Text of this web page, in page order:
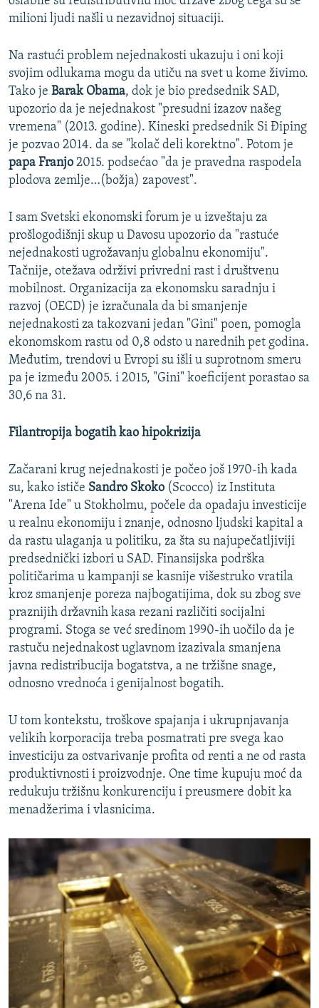
milioni ljudi našli u nezavidnoj situaciji.
Na rastući problem nejednakosti ukazuju i oni koji
svojim odlukama mogu da utiču na svet u kome živimo.
Tako je Barak Obama, dok je bio predsednik SAD,
upozorio da je nejednakost "presudni izazov našeg
vremena" (2013. godine). Kineski predsednik Si Điping
je pozvao 2014. da se "kolač deli korektno". Potom je
papa Franjo 2015. podsećao "da je pravedna raspodela
plodova zemlje…(božja) zapovest".
I sam Svetski ekonomski forum je u izveštaju za
prošlogodišnji skup u Davosu upozorio da "rastuće
nejednakosti ugrožavanju globalnu ekonomiju".
Tačnije, otežava održivi privredni rast i društvenu
mobilnost. Organizacija za ekonomsku saradnju i
razvoj (OECD) je izračunala da bi smanjenje
nejednakosti za takozvani jedan "Gini" poen, pomogla
ekonomskom rastu od 0,8 odsto u narednih pet godina.
Međutim, trendovi u Evropi su išli u suprotnom smeru
pa je između 2005. i 2015, "Gini" koeficijent porastao sa
30,6 na 31.
Filantropija bogatih kao hipokrizija
Začarani krug nejednakosti je počeo još 1970-ih kada
su, kako ističe Sandro Skoko (Scocco) iz Instituta
"Arena Ide" u Stokholmu, počele da opadaju investicije
u realnu ekonomiju i znanje, odnosno ljudski kapital a
da rastu ulaganja u politiku, za šta su najupečatljiviji
predsednički izbori u SAD. Finansijska podrška
političarima u kampanji se kasnije višestruko vratila
kroz smanjenje poreza najbogatijima, dok su zbog sve
praznijih državnih kasa rezani različiti socijalni
programi. Stoga se već sredinom 1990-ih uočilo da je
rastuču nejednakost uglavnom izazivala smanjena
javna redistribucija bogatstva, a ne tržišne snage,
odnosno vrednoća i genijalnost bogatih.
U tom kontekstu, troškove spajanja i ukrupnjavanja
velikih korporacija treba posmatrati pre svega kao
investiciju za ostvarivanje profita od renti a ne od rasta
produktivnosti i proizvodnje. One time kupuju moć da
redukuju tržišnu konkurenciju i preusmere dobit ka
menadžerima i vlasnicima.